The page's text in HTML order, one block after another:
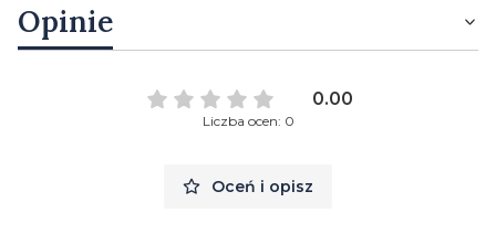
Opinie
0.00
Liczba ocen: 0
Oceń i opisz